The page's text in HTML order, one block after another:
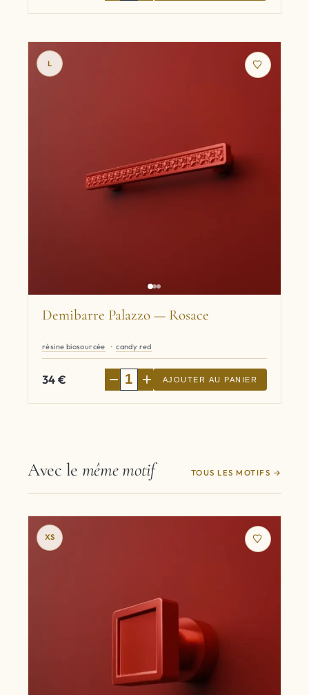
L
Demibarre Palazzo — Rosace
résine biosourcée candy red
34€ − + AJOUTER AU PANIER
Avec le même motif TOUS LES MOTIFS
XS